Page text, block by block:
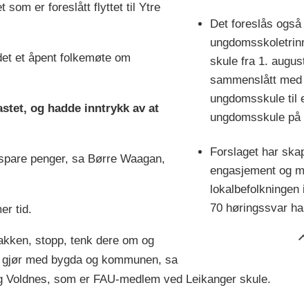
Det foreslås også
skule fra 1.
sammenslått
ungdomsskule til
ungdomsskule
Forslaget har
engasjement og
70 høringssvar
som er foreslått flyttet til Ytre
et åpent folkemøte om
og hadde inntrykk av at
penger, sa Børre Waagan,
tid.
stopp, tenk dere om og
med bygda og kommunen, sa
Voldnes, som er FAU-medlem ved Leikanger skule.